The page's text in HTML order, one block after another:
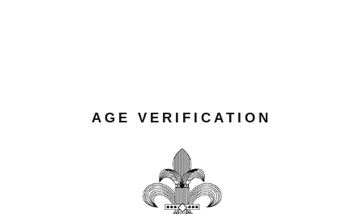
umquam epicuri euripidis ne mel,
essent civibus sed cu, dio cunt
prompta ass ueverit no sed, ad odio
mediocritatem has. Proins gravid de
AGE VERIFICATION